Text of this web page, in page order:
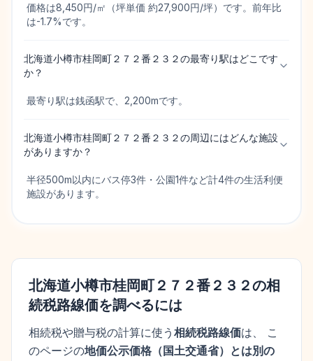
価格は8,450円/㎡（坪単価 約27,900円/坪）です。前年比
は-1.7%です。
北海道小樽市桂岡町２７２番２３２の最寄り駅はどこです
か？
最寄り駅は銭函駅で、2,200mです。
北海道小樽市桂岡町２７２番２３２の周辺にはどんな施設
がありますか？
半径500m以内にバス停3件・公園1件など計4件の生活利便
施設があります。
北海道小樽市桂岡町２７２番２３２の相
続税路線価を調べるには
相続税や贈与税の計算に使う 相続税路線価は、 こ
のページの地価公示価格 （ 国土交通省）とは別の